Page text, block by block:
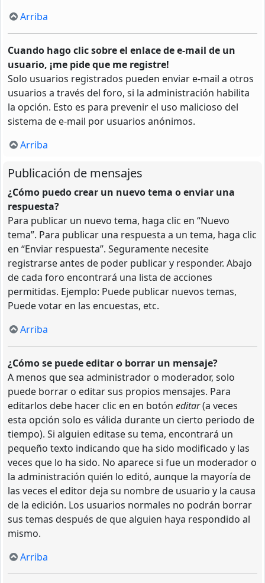
Arriba
Cuando hago clic sobre el enlace de e-mail de un
usuario, ¡me pide que me registre!
Solo usuarios registrados pueden enviar e-mail a otros
usuarios a través del foro, si la administración habilita
la opción. Esto es para prevenir el uso malicioso del
sistema de e-mail por usuarios anónimos.
Arriba
Publicación de mensajes
¿Cómo puedo crear un nuevo tema o enviar una
respuesta?
Para publicar un nuevo tema, haga clic en “Nuevo
tema”. Para publicar una respuesta a un tema, haga clic
en “Enviar respuesta”. Seguramente necesite
registrarse antes de poder publicar y responder. Abajo
de cada foro encontrará una lista de acciones
permitidas. Ejemplo: Puede publicar nuevos temas,
Puede votar en las encuestas, etc.
Arriba
¿Cómo se puede editar o borrar un mensaje?
A menos que sea administrador o moderador, solo
puede borrar o editar sus propios mensajes. Para
editarlos debe hacer clic en en botón editar(a veces
esta opción solo es válida durante un cierto periodo de
tiempo). Si alguien editase su tema, encontrará un
pequeño texto indicando que ha sido modificado y las
veces que lo ha sido. No aparece si fue un moderador o
la administración quién lo editó, aunque la mayoría de
las veces el editor deja su nombre de usuario y la causa
de la edición. Los usuarios normales no podrán borrar
sus temas después de que alguien haya respondido al
mismo.
Arriba